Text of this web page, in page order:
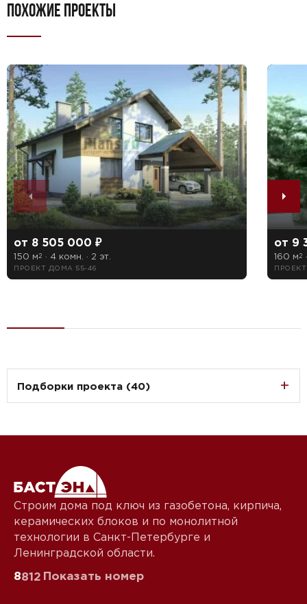
ПОХОЖИЕ ПРОЕКТЫ
от 8 505 000 ₽
150 м2 · 4 комн. · 2 эт.
ПРОЕКТ ДОМА 55-46
от 9
160 м2
Подборки проекта (40)
Строим дома под ключ из газобетона, кирпича,
керамических блоков и по монолитной
технологии в Санкт-Петербурге и
Ленинградской области.
8812 Показать номер